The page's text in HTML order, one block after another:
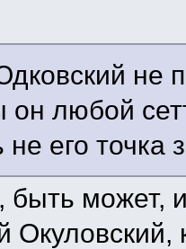
не
он любой
не его точка
быть может,